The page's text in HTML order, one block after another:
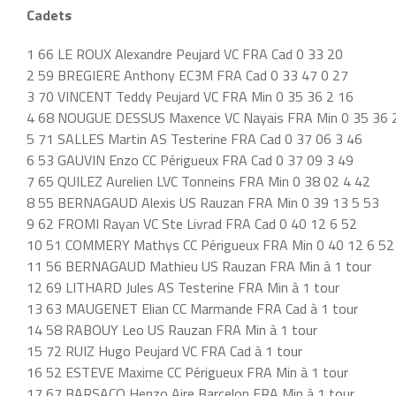
Cadets
1 66 LE ROUX Alexandre Peujard VC FRA Cad 0 33 20
2 59 BREGIERE Anthony EC3M FRA Cad 0 33 47 0 27
3 70 VINCENT Teddy Peujard VC FRA Min 0 35 36 2 16
4 68 NOUGUE DESSUS Maxence VC Nayais FRA Min 0 35 36
5 71 SALLES Martin AS Testerine FRA Cad 0 37 06 3 46
6 53 GAUVIN Enzo CC Périgueux FRA Cad 0 37 09 3 49
7 65 QUILEZ Aurelien LVC Tonneins FRA Min 0 38 02 4 42
8 55 BERNAGAUD Alexis US Rauzan FRA Min 0 39 13 5 53
9 62 FROMI Rayan VC Ste Livrad FRA Cad 0 40 12 6 52
10 51 COMMERY Mathys CC Périgueux FRA Min 0 40 12 6 52
11 56 BERNAGAUD Mathieu US Rauzan FRA Min à 1 tour
12 69 LITHARD Jules AS Testerine FRA Min à 1 tour
13 63 MAUGENET Elian CC Marmande FRA Cad à 1 tour
14 58 RABOUY Leo US Rauzan FRA Min à 1 tour
15 72 RUIZ Hugo Peujard VC FRA Cad à 1 tour
16 52 ESTEVE Maxime CC Périgueux FRA Min à 1 tour